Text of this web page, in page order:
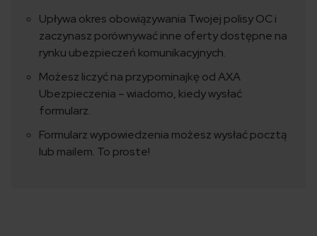
Upływa okres obowiązywania Twojej polisy OC i
zaczynasz porównywać inne oferty dostępne na
rynku ubezpieczeń komunikacyjnych.
Możesz liczyć na przypominajkę od AXA
Ubezpieczenia – wiadomo, kiedy wysłać
formularz.
Formularz wypowiedzenia możesz wysłać pocztą
lub mailem. To proste!